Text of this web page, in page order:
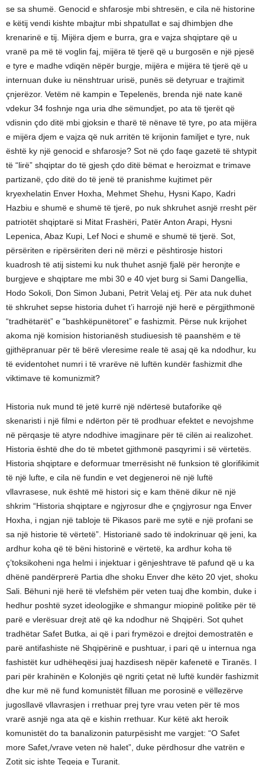
se sa shumë. Genocid e shfarosje mbi shtresën, e cila në historine
e këtij vendi kishte mbajtur mbi shpatullat e saj dhimbjen dhe
krenarinë e tij. Mijëra djem e burra, gra e vajza shqiptare që u
vranë pa më të voglin faj, mijëra të tjerë që u burgosën e një pjesë
e tyre e madhe vdiqën nëpër burgje, mijëra e mijëra të tjerë që u
internuan duke iu nënshtruar urisë, punës së detyruar e trajtimit
çnjerëzor. Vetëm në kampin e Tepelenës, brenda një nate kanë
vdekur 34 foshnje nga uria dhe sëmundjet, po ata të tjerët që
vdisnin çdo ditë mbi gjoksin e tharë të nënave të tyre, po ata mijëra
e mijëra djem e vajza që nuk arritën të krijonin familjet e tyre, nuk
është ky një genocid e shfarosje? Sot në çdo faqe gazetë të shtypit
të “lirë” shqiptar do të gjesh çdo ditë bëmat e heroizmat e trimave
partizanë, çdo ditë do të jenë të pranishme kujtimet për
kryexhelatin Enver Hoxha, Mehmet Shehu, Hysni Kapo, Kadri
Hazbiu e shumë e shumë të tjerë, po nuk shkruhet asnjë rresht për
patriotët shqiptarë si Mitat Frashëri, Patër Anton Arapi, Hysni
Lepenica, Abaz Kupi, Lef Noci e shumë e shumë të tjerë. Sot,
përsëriten e ripërsëriten deri në mërzi e pështirosje histori
kuadrosh të atij sistemi ku nuk thuhet asnjë fjalë për heronjte e
burgjeve e shqiptare me mbi 30 e 40 vjet burg si Sami Dangellia,
Hodo Sokoli, Don Simon Jubani, Petrit Velaj etj. Për ata nuk duhet
të shkruhet sepse historia duhet t’i harrojë një herë e përgjithmonë
“tradhëtarët” e “bashkëpunëtoret” e fashizmit. Përse nuk krijohet
akoma një komision historianësh studiuesish të paanshëm e të
gjithëpranuar për të bërë vleresime reale të asaj që ka ndodhur, ku
të evidentohet numri i të vrarëve në luftën kundër fashizmit dhe
viktimave të komunizmit?
Historia nuk mund të jetë kurrë një ndërtesë butaforike që
skenaristi i një filmi e ndërton për të prodhuar efektet e nevojshme
në përqasje të atyre ndodhive imagjinare për të cilën ai realizohet.
Historia është dhe do të mbetet gjithmonë pasqyrimi i së vërtetës.
Historia shqiptare e deformuar tmerrësisht në funksion të glorifikimit
të një lufte, e cila në fundin e vet degjeneroi në një luftë
vllavrasese, nuk është më histori siç e kam thënë dikur në një
shkrim “Historia shqiptare e ngjyrosur dhe e çngjyrosur nga Enver
Hoxha, i ngjan një tabloje të Pikasos parë me sytë e një profani se
sa një historie të vërtetë”. Historianë sado të indokrinuar që jeni, ka
ardhur koha që të bëni historinë e vërtetë, ka ardhur koha të
ç’toksikoheni nga helmi i injektuar i gënjeshtrave të pafund që u ka
dhënë pandërprerë Partia dhe shoku Enver dhe këto 20 vjet, shoku
Sali. Bëhuni një herë të vlefshëm për veten tuaj dhe kombin, duke i
hedhur poshtë syzet ideologjike e shmangur miopinë politike për të
parë e vlerësuar drejt atë që ka ndodhur në Shqipëri. Sot quhet
tradhëtar Safet Butka, ai që i pari frymëzoi e drejtoi demostratën e
parë antifashiste në Shqipërinë e pushtuar, i pari që u internua nga
fashistët kur udhëheqësi juaj hazdisesh nëpër kafenetë e Tiranës. I
pari për krahinën e Kolonjës që ngriti çetat në luftë kundër fashizmit
dhe kur më në fund komunistët filluan me porosinë e vëllezërve
jugosllavë vllavrasjen i rrethuar prej tyre vrau veten për të mos
vrarë asnjë nga ata që e kishin rrethuar. Kur këtë akt heroik
komunistët do ta banalizonin paturpësisht me vargjet: “O Safet
more Safet,/vrave veten në halet”, duke përdhosur dhe vatrën e
Zotit siç ishte Teqeja e Turanit.